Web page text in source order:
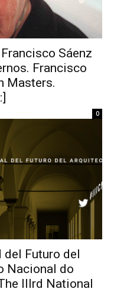
Sáenz
Francisco
Masters.
0
del Futuro del
Nacional do
IIIrd National